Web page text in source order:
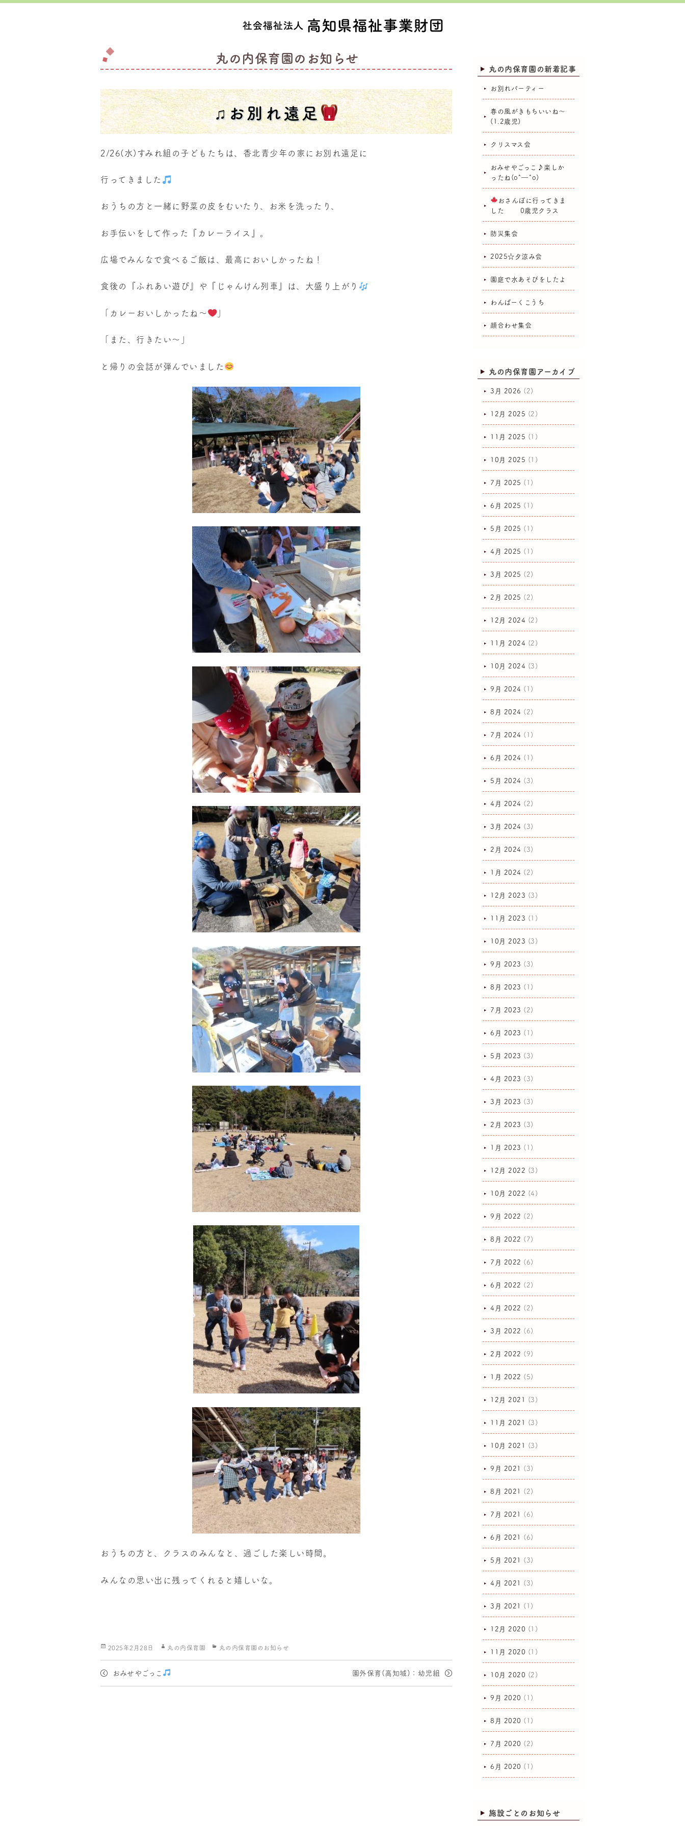
丸の内保育園のお知らせ
♫お別れ遠足
2/26(水)すみれ組の子どもたちは、香北青少年の家にお別れ遠足に
行ってきました
おうちの方と一緒に野菜の皮をむいたり、お米を洗ったり、
お手伝いをして作った『カレーライス』。
広場でみんなで食べるご飯は、最高においしかったね！
食後の『ふれあい遊び』や『じゃんけん列車』は、大盛り上がり
「カレーおいしかったね～
「また、行きたい～」
と帰りの会話が弾んでいました
おうちの方と、クラスのみんなと、過ごした楽しい時間。
みんなの思い出に残ってくれると嬉しいな。
投
2025年2月28日
作
丸の内保育園
カ
丸の内保育園のお知らせ
おみせやごっこ 園外保育(高知城)：幼児組
丸の内保育園の新着記事
お別れパーティー
春の風がきもちいいね～
(1.2歳児)
クリスマス会
おみせやごっこ♪楽しか
ったね(o^―^o)
おさんぽに行ってきま
した 0歳児クラス
防災集会
2025☆夕涼み会
園庭で水あそびをしたよ
わんぱーくこうち
顔合わせ集会
丸の内保育園アーカイブ
3月 2026 (2)
12月 2025 (2)
11月 2025 (1)
10月 2025 (1)
7月 2025 (1)
6月 2025 (1)
5月 2025 (1)
4月 2025 (1)
3月 2025 (2)
2月 2025 (2)
12月 2024 (2)
11月 2024 (2)
10月 2024 (3)
9月 2024 (1)
8月 2024 (2)
7月 2024 (1)
6月 2024 (1)
5月 2024 (3)
4月 2024 (2)
3月 2024 (3)
2月 2024 (3)
1月 2024 (2)
12月 2023 (3)
11月 2023 (1)
10月 2023 (3)
9月 2023 (3)
8月 2023 (1)
7月 2023 (2)
6月 2023 (1)
5月 2023 (3)
4月 2023 (3)
3月 2023 (3)
2月 2023 (3)
1月 2023 (1)
12月 2022 (3)
10月 2022 (4)
9月 2022 (2)
8月 2022 (7)
7月 2022 (6)
6月 2022 (2)
4月 2022 (2)
3月 2022 (6)
2月 2022 (9)
1月 2022 (5)
12月 2021 (3)
11月 2021 (3)
10月 2021 (3)
9月 2021 (3)
8月 2021 (2)
7月 2021 (6)
6月 2021 (6)
5月 2021 (3)
4月 2021 (3)
3月 2021 (1)
12月 2020 (1)
11月 2020 (1)
10月 2020 (2)
9月 2020 (1)
8月 2020 (1)
7月 2020 (2)
6月 2020 (1)
施設ごとのお知らせ